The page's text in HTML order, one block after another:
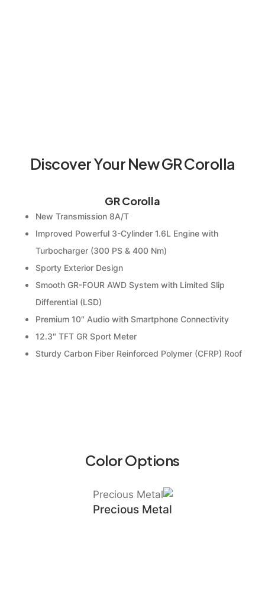
Discover Your New GR Corolla
GR Corolla
New Transmission 8A/T
Improved Powerful 3-Cylinder 1.6L Engine with
Turbocharger (300 PS & 400 Nm)
Sporty Exterior Design
Smooth GR-FOUR AWD System with Limited Slip
Differential (LSD)
Premium 10″ Audio with Smartphone Connectivity
12.3″ TFT GR Sport Meter
Sturdy Carbon Fiber Reinforced Polymer (CFRP) Roof
Color Options
Precious Metal